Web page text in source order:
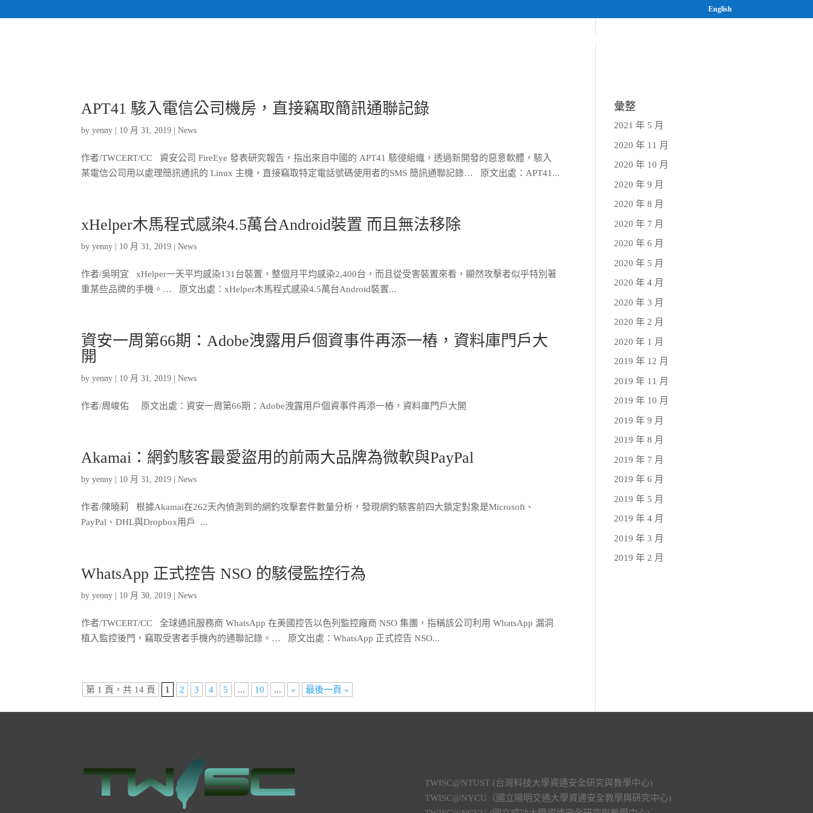
English
研究與人才培育
APT41 駭入電信公司機房，直接竊取簡訊通聯記錄
byyenny 10 月 31, 2019 |News
作者/TWCERT/CC 資安公司 FireEye 發表研究報告，指出來自中國的 APT41 駭侵組織，透過新開發的惡意軟體，駭入
某電信公司用以處理簡訊通訊的 Linux 主機，直接竊取特定電話號碼使用者的SMS 簡訊通聯記錄… 原文出處：APT41...
xHelper木馬程式感染4.5萬台Android裝置 而且無法移除
byyenny 10 月 31, 2019 |News
作者/吳明宜 xHelper一天平均感染131台裝置，整個月平均感染2,400台，而且從受害裝置來看，顯然攻擊者似乎特別著
重某些品牌的手機。… 原文出處：xHelper木馬程式感染4.5萬台Android裝置...
資安一周第66期：Adobe洩露用戶個資事件再添一樁，資料庫門戶大
開
byyenny 10 月 31, 2019 |News
作者/周峻佑 原文出處：資安一周第66期：Adobe洩露用戶個資事件再添一樁，資料庫門戶大開
Akamai：網釣駭客最愛盜用的前兩大品牌為微軟與PayPal
byyenny 10 月 31, 2019 |News
作者/陳曉莉 根據Akamai在262天內偵測到的網釣攻擊套件數量分析，發現網釣駭客前四大鎖定對象是Microsoft、
PayPal、DHL與Dropbox用戶 ...
WhatsApp 正式控告 NSO 的駭侵監控行為
byyenny 10 月 30, 2019 |News
作者/TWCERT/CC 全球通訊服務商 WhatsApp 在美國控告以色列監控廠商 NSO 集團，指稱該公司利用 WhatsApp 漏洞
植入監控後門，竊取受害者手機內的通聯記錄。… 原文出處：WhatsApp 正式控告 NSO...
第 1 頁，共 14 頁 1 2 3 4 5 ... 10 ... » 最後一頁 »
彙整
2021 年 5 月
2020 年 11 月
2020 年 10 月
2020 年 9 月
2020 年 8 月
2020 年 7 月
2020 年 6 月
2020 年 5 月
2020 年 4 月
2020 年 3 月
2020 年 2 月
2020 年 1 月
2019 年 12 月
2019 年 11 月
2019 年 10 月
2019 年 9 月
2019 年 8 月
2019 年 7 月
2019 年 6 月
2019 年 5 月
2019 年 4 月
2019 年 3 月
2019 年 2 月
TWISC@NTUST (台灣科技大學資通安全研究與教學中心)
TWISC@NYCU（國立陽明交通大學資通安全教學與研究中心)